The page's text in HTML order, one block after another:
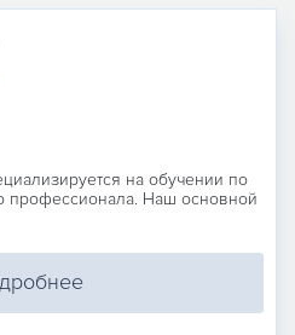
на обучении по
профессионала. Наш основной